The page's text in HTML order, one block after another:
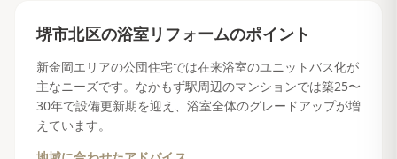
堺市北区の浴室リフォームのポイント
新金岡エリアの公団住宅では在来浴室のユニットバス化が
主なニーズです。なかもず駅周辺のマンションでは築25〜
30年で設備更新期を迎え、浴室全体のグレードアップが増
えています。